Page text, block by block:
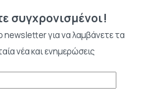
συγχρονισμένοι!
newsletter για να λαμβάνετε τα
νέα και ενημερώσεις